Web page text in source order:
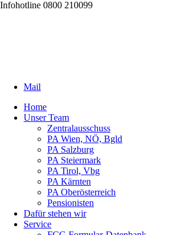
Infohotline 0800 210099
Mail
Home
Unser Team
Zentralausschuss
PA Wien, NÖ, Bgld
PA Salzburg
PA Steiermark
PA Tirol, Vbg
PA Kärnten
PA Oberösterreich
Pensionisten
Dafür stehen wir
Service